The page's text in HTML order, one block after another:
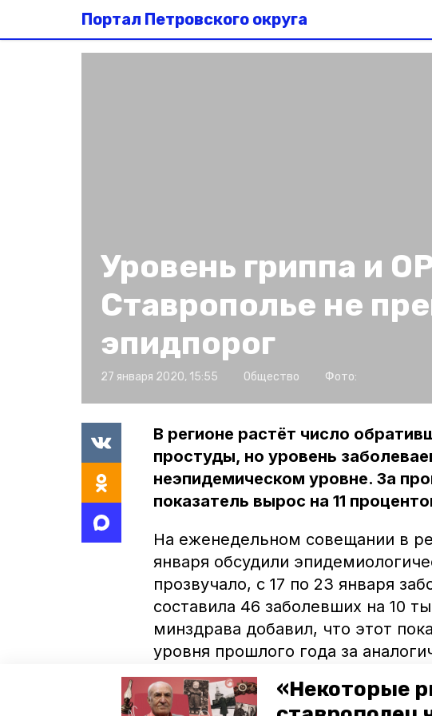
«Некоторые
Портал Петровского округа
Уровень гриппа и
Ставрополье не
эпидпорог
27 января 2020, 15:55 Общество Фото:
В регионе растёт число
простуды, но уровень
неэпидемическом уровне. За
показатель вырос на 11
На еженедельном совещании в
января обсудили
прозвучало, с 17 по 23 января
составила 46 заболевших на 10
минздрава добавил, что этот
уровня прошлого года за
ниже эпидпорога. Также
поручил ввести упредительные